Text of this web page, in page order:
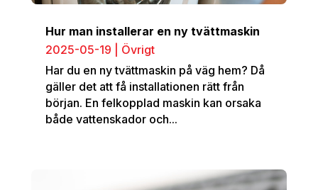
Hur man installerar en ny tvättmaskin
2025-05-19
Övrigt
Har du en ny tvättmaskin på väg hem? Då
gäller det att få installationen rätt från
början. En felkopplad maskin kan orsaka
både vattenskador och...